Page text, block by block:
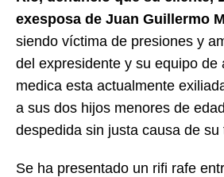
exesposa de Juan Guillermo
siendo víctima de presiones y
del expresidente y su equipo de
medica esta actualmente
a sus dos hijos menores de
despedida sin justa causa de su
Se ha presentado un rifi rafe